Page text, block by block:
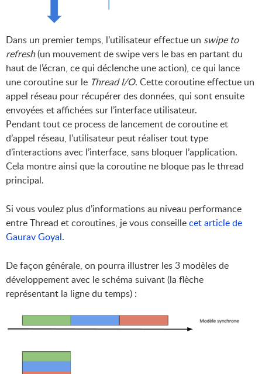
Dans un premier temps, l’utilisateur effectue un swipe to
refresh(un mouvement de swipe vers le bas en partant du
haut de l’écran, ce qui déclenche une action), ce qui lance
une coroutine sur le Thread I/O. Cette coroutine effectue un
appel réseau pour récupérer des données, qui sont ensuite
envoyées et affichées sur l’interface utilisateur.
Pendant tout ce process de lancement de coroutine et
d’appel réseau, l’utilisateur peut réaliser tout type
d’interactions avec l’interface, sans bloquer l’application.
Cela montre ainsi que la coroutine ne bloque pas le thread
principal.
Si vous voulez plus d’informations au niveau performance
entre Thread et coroutines, je vous conseillecet article de
Gaurav Goyal.
De façon générale, on pourra illustrer les 3 modèles de
développement avec le schéma suivant (la flèche
représentant la ligne du temps) :